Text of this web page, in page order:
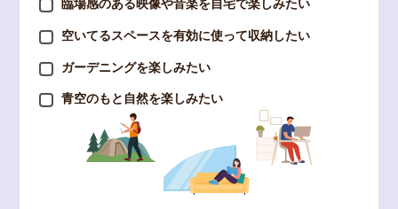
臨場感のある映像や音楽を自宅で楽しみたい
空いてるスペースを有効に使って収納したい
ガーデニングを楽しみたい
青空のもと自然を楽しみたい